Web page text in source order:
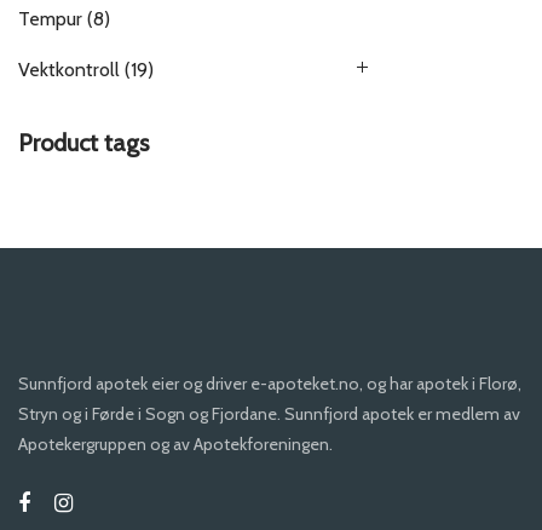
Tempur (8)
Vektkontroll (19)
Product tags
Sunnfjord apotek eier og driver e-apoteket.no, og har apotek i Florø,
Stryn og i Førde i Sogn og Fjordane. Sunnfjord apotek er medlem av
Apotekergruppen og av Apotekforeningen.